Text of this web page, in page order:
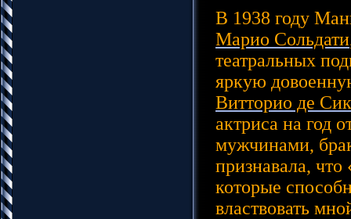
В 1938 году
Марио Сольдати
театральных
яркую
Витторио де
актриса на год
мужчинами,
признавала,
которые
властвовать